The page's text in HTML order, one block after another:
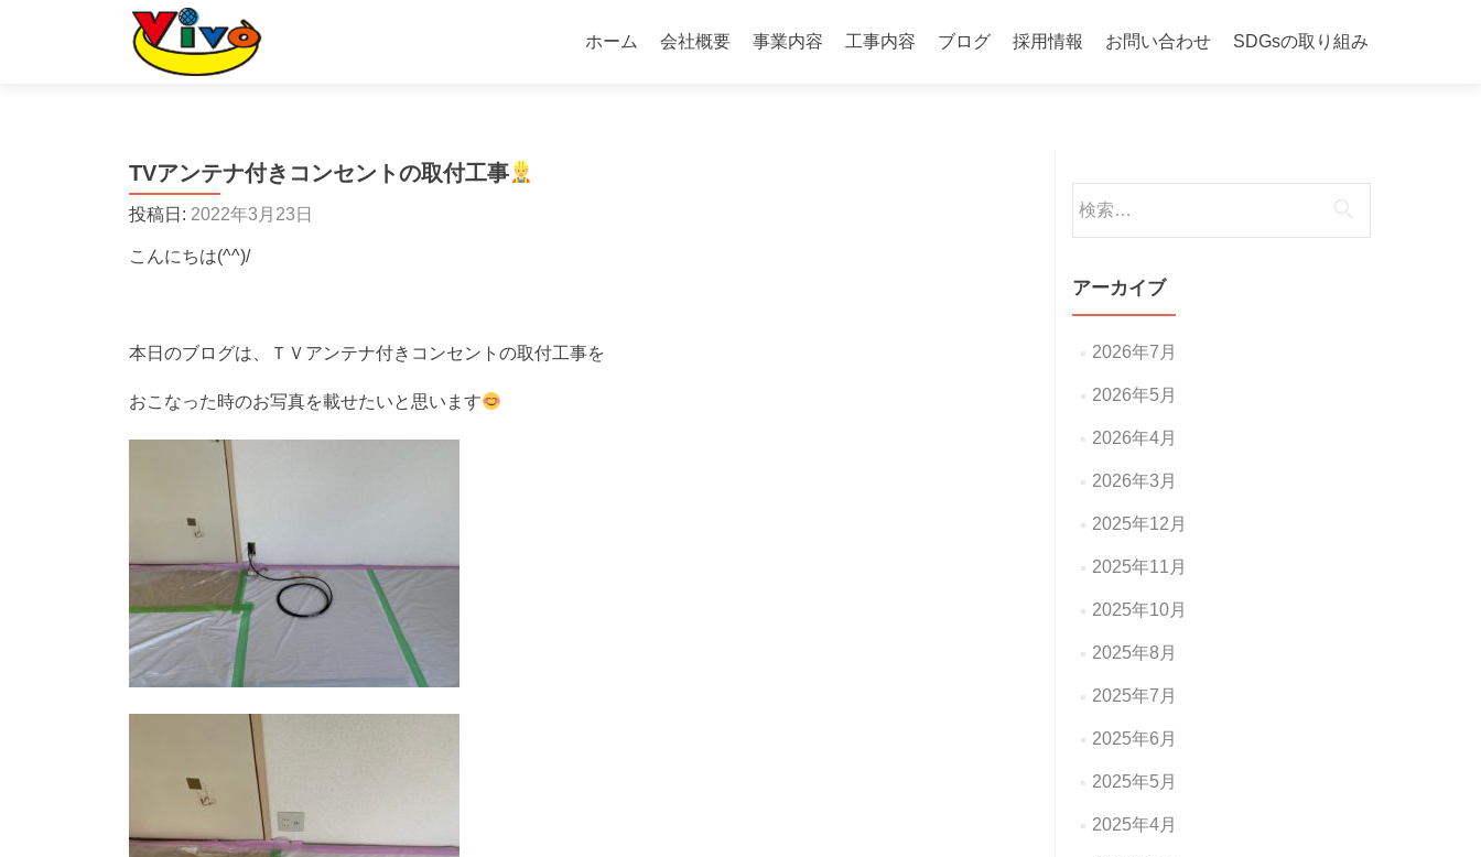
ン
ホーム 会社概要 事業内容 工事内容 ブログ 採用情報 お問い合わせ SDGsの取り組み
TVアンテナ付きコンセントの取付工事
投稿日: 2022年3月23日
こんにちは(^^)/
本日のブログは、ＴＶアンテナ付きコンセントの取付工事を
おこなった時のお写真を載せたいと思います
索:
アーカイブ
2026年7月
2026年5月
2026年4月
2026年3月
2025年12月
2025年11月
2025年10月
2025年8月
2025年7月
2025年6月
2025年5月
2025年4月